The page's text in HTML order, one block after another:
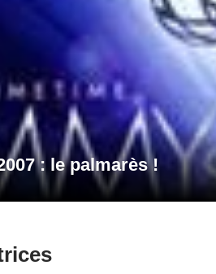
: le palmarès !